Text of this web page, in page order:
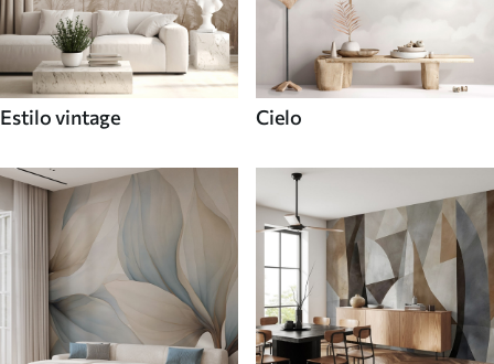
Estilo vintage Cielo